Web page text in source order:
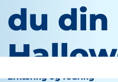
du din
Ernæring og fodring